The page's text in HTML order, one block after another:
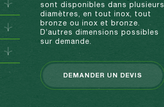
sont disponibles dans plusieurs
diamètres, en tout inox, tout
bronze ou inox et bronze.
D’autres dimensions possibles
sur demande.
DEMANDER UN DEVIS